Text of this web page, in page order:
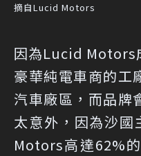
摘自Lucid Motors
因為Lucid Motors
豪華純電車商的工
汽車廠區，而品牌
太意外，因為沙
Motors高達62%